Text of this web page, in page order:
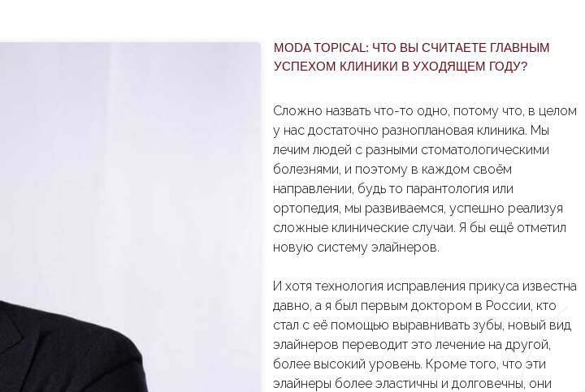
Сложно назвать что-то одно, потому что, в целом
у нас достаточно разноплановая клиника. Мы
лечим людей с разными стоматологическими
болезнями, и поэтому в каждом своём
направлении, будь то парантология или
ортопедия, мы развиваемся, успешно реализуя
сложные клинические случаи. Я бы ещё отметил
новую систему элайнеров.
И хотя технология исправления прикуса известна
давно, а я был первым доктором в России, кто
стал с её помощью выравнивать зубы, новый вид
элайнеров переводит это лечение на другой,
более высокий уровень. Кроме того, что эти
элайнеры более эластичны и долговечны, они
MODA TOPICAL: ЧТО ВЫ СЧИТАЕТЕ ГЛАВНЫМ
УСПЕХОМ КЛИНИКИ В УХОДЯЩЕМ ГОДУ?